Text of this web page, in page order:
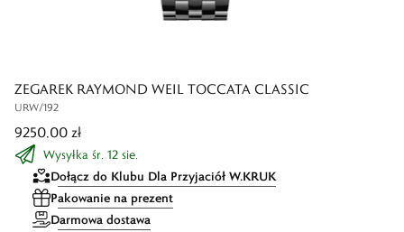
ZEGAREK RAYMOND WEIL TOCCATA CLASSIC
URW/192
9250,00 zł
Wysyłka śr. 12 sie.
Dołącz do Klubu Dla Przyjaciół W.KRUK
Pakowanie na prezent
Darmowa dostawa